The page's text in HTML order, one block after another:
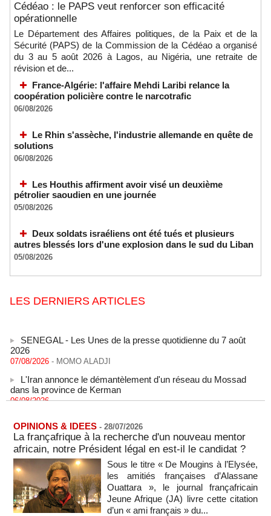
Cédéao : le PAPS veut renforcer son efficacité
opérationnelle
Le Département des Affaires politiques, de la Paix et de la
Sécurité (PAPS) de la Commission de la Cédéao a organisé
du 3 au 5 août 2026 à Lagos, au Nigéria, une retraite de
révision et de...
France-Algérie: l'affaire Mehdi Laribi relance la
coopération policière contre le narcotrafic
06/08/2026
Le Rhin s'assèche, l'industrie allemande en quête de
solutions
06/08/2026
Les Houthis affirment avoir visé un deuxième
pétrolier saoudien en une journée
05/08/2026
Deux soldats israéliens ont été tués et plusieurs
autres blessés lors d'une explosion dans le sud du Liban
05/08/2026
LES DERNIERS ARTICLES
2026
07/08/2026
dans la province de Kerman
06/08/2026 -
L'armée nigériane obtient une hausse salariale historique
06/08/2026 -
Au Nigeria, plus de 300 victimes d’enlèvements ont été
libérées
06/08/2026 -
Au Nigeria, plus de 300 victimes d’enlèvements ont été
OPINIONS & IDEES - 28/07/2026
La françafrique à la recherche d'un nouveau mentor
africain, notre Président légal en est-il le candidat ?
Sous le titre « De Mougins à l’Elysée,
les amitiés françaises d’Alassane
Ouattara », le journal françafricain
Jeune Afrique (JA) livre cette citation
d’un « ami français » du...